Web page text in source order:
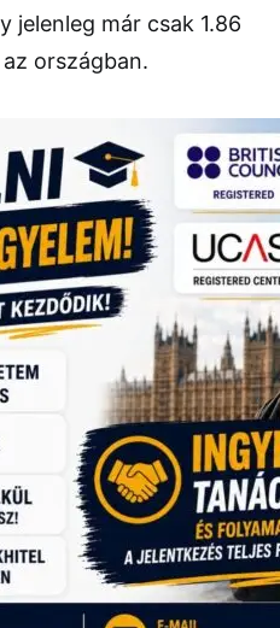
jelenleg már csak 1.86
országban.